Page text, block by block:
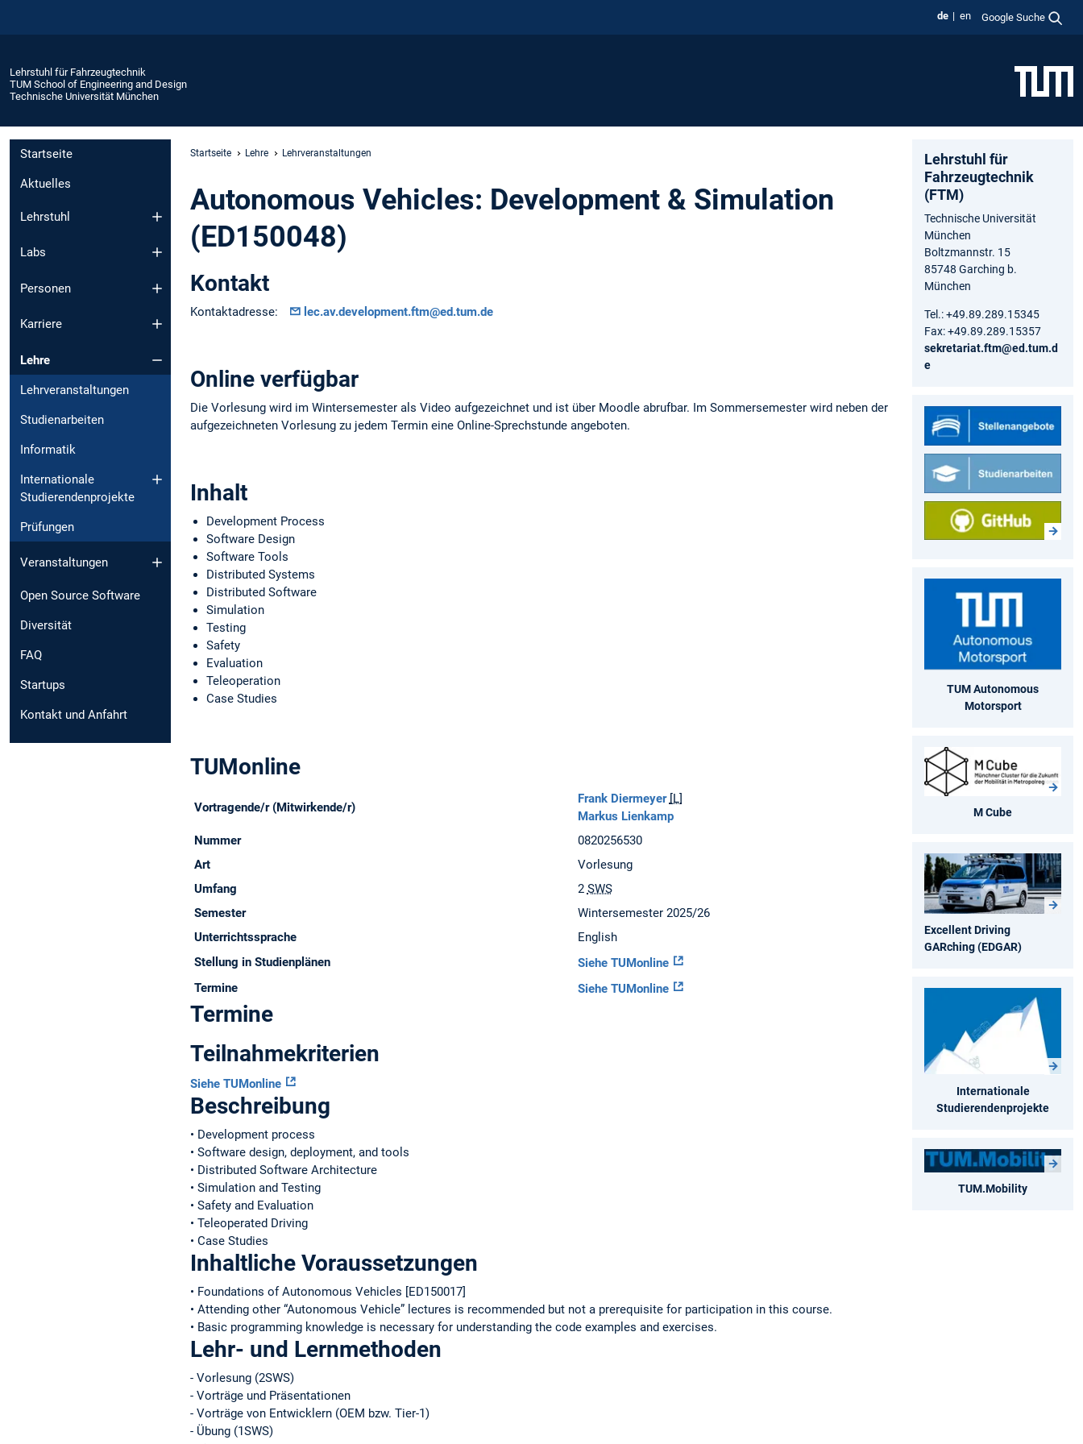
de en Google Suche
Lehrstuhl für Fahrzeugtechnik
TUM School of Engineering and Design
Technische Universität München
Startseite
Aktuelles
Lehrstuhl
Labs
Personen
Karriere
Lehre
Lehrveranstaltungen
Studienarbeiten
Informatik
Internationale
Studierendenprojekte
Prüfungen
Veranstaltungen
Open Source Software
Diversität
FAQ
Startups
Kontakt und Anfahrt
Startseite Lehre Lehrveranstaltungen
Autonomous Vehicles: Development & Simulation
(ED150048)
Kontakt
Kontaktadresse: lec.av.development.ftm@ed.tum.de
Online verfügbar
Die Vorlesung wird im Wintersemester als Video aufgezeichnet und ist über Moodle abrufbar. Im Sommersemester wird neben der
aufgezeichneten Vorlesung zu jedem Termin eine Online-Sprechstunde angeboten.
Inhalt
Development Process
Software Design
Software Tools
Distributed Systems
Distributed Software
Simulation
Testing
Safety
Evaluation
Teleoperation
Case Studies
TUMonline
Vortragende/r (Mitwirkende/r)
Frank Diermeyer [L]
Markus Lienkamp
Nummer
0820256530
Art
Vorlesung
Umfang
2 SWS
Semester
Wintersemester 2025/26
Unterrichtssprache
English
Stellung in Studienplänen
Siehe TUMonline
Termine
Siehe TUMonline
Termine
Teilnahmekriterien
Siehe TUMonline
Beschreibung
• Development process
• Software design, deployment, and tools
• Distributed Software Architecture
• Simulation and Testing
• Safety and Evaluation
• Teleoperated Driving
• Case Studies
Inhaltliche Voraussetzungen
• Foundations of Autonomous Vehicles [ED150017]
• Attending other “Autonomous Vehicle” lectures is recommended but not a prerequisite for participation in this course.
• Basic programming knowledge is necessary for understanding the code examples and exercises.
Lehr- und Lernmethoden
- Vorlesung (2SWS)
- Vorträge und Präsentationen
- Vorträge von Entwicklern (OEM bzw. Tier-1)
- Übung (1SWS)
Lehrstuhl für
Fahrzeugtechnik
(FTM)
Technische Universität
München
Boltzmannstr. 15
85748 Garching b.
München
Tel.: +49.89.289.15345
Fax: +49.89.289.15357
sekretariat.ftm@ed.tum.d
e
TUM Autonomous
Motorsport
M Cube
Excellent Driving
GARching (EDGAR)
Internationale
Studierendenprojekte
TUM.Mobility